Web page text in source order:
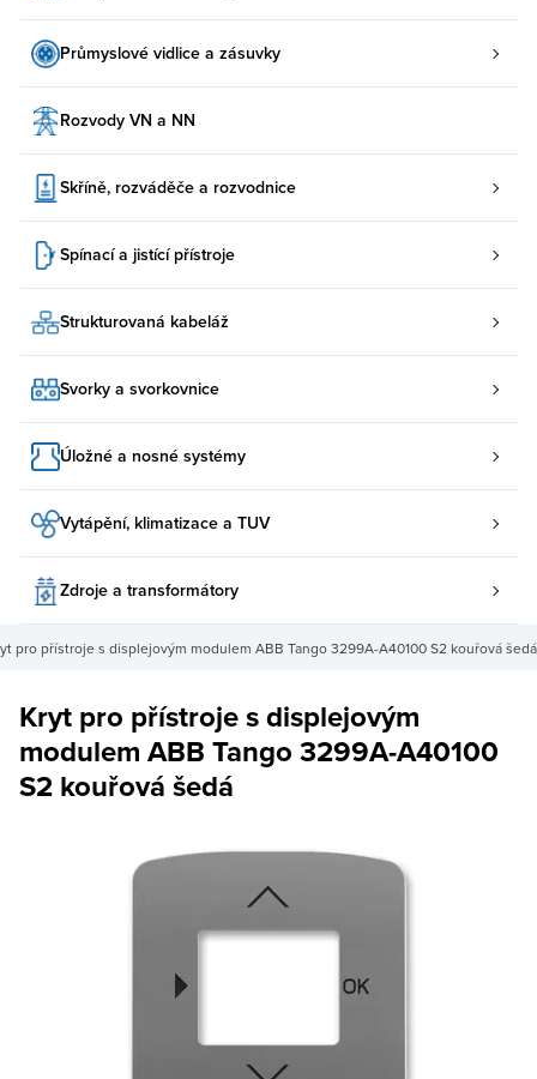
Průmyslové vidlice a zásuvky
Rozvody VN a NN
Skříně, rozváděče a rozvodnice
Spínací a jistící přístroje
Strukturovaná kabeláž
Svorky a svorkovnice
Úložné a nosné systémy
Vytápění, klimatizace a TUV
Zdroje a transformátory
pro přístroje s displejovým modulem ABB Tango 3299A-A40100 S2 kouřová šedá
Kryt pro přístroje s displejovým
modulem ABB Tango 3299A-A40100
S2 kouřová šedá